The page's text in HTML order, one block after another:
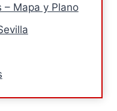
– Mapa y Plano